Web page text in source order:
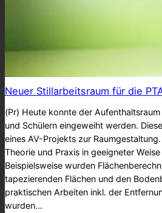
Neuer Stillarbeitsraum für die
(Pr) Heute konnte der
und Schülern eingeweiht werden.
eines AV-Projekts zur
Theorie und Praxis in geeigneter
Beispielsweise wurden
tapezierenden Flächen und den
praktischen Arbeiten inkl. der
wurden…